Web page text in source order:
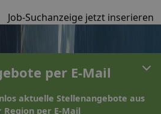
Job-Suchanzeige jetzt inserieren
per E-Mail
aktuelle Stellenangebote aus
Region per E-Mail